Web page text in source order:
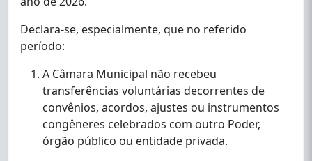
Declara-se, especialmente, que no referido
período:
A Câmara Municipal não recebeu
transferências voluntárias decorrentes de
convênios, acordos, ajustes ou instrumentos
congêneres celebrados com outro Poder,
órgão público ou entidade privada.